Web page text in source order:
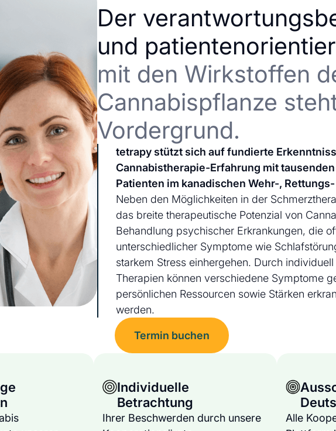
Der
und
mit den Wirkstoffen
Cannabispflanze
Vordergrund.
tetrapy stützt sich auf fundierte
Cannabistherapie-Erfahrung mit
Patienten im kanadischen Wehr-,
Neben den Möglichkeiten in der
das breite therapeutische Potenzial von
Behandlung psychischer Erkrankungen, die
unterschiedlicher Symptome wie
starkem Stress einhergehen. Durch
Therapien können verschiedene Symptome
persönlichen Ressourcen sowie Stärken
werden.
Termin buchen
Individuelle
Betrachtung
Ihrer Beschwerden durch unsere
Alle